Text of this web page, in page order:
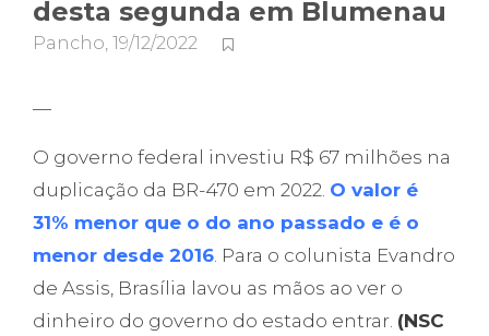
desta segunda em Blumenau
Pancho, 19/12/2022
—
O governo federal investiu R$ 67 milhões na
duplicação da BR-470 em 2022. O valor é
31% menor que o do ano passado e é o
menor desde 2016. Para o colunista Evandro
de Assis, Brasília lavou as mãos ao ver o
dinheiro do governo do estado entrar. (NSC